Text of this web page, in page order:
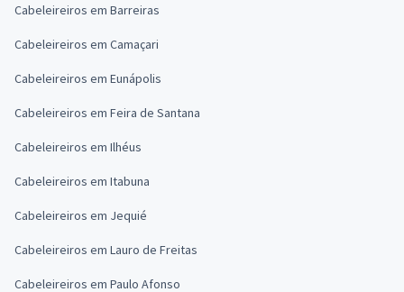
Cabeleireiros em Barreiras
Cabeleireiros em Camaçari
Cabeleireiros em Eunápolis
Cabeleireiros em Feira de Santana
Cabeleireiros em Ilhéus
Cabeleireiros em Itabuna
Cabeleireiros em Jequié
Cabeleireiros em Lauro de Freitas
Cabeleireiros em Paulo Afonso